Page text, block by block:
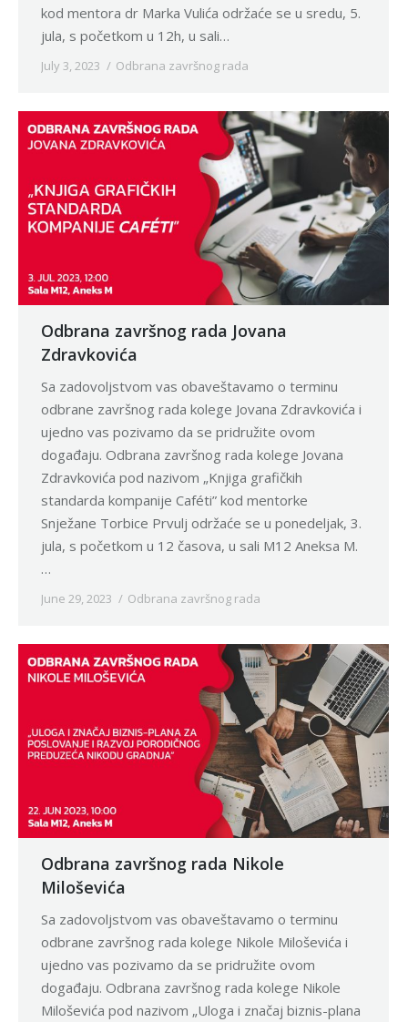
kod mentora dr Marka Vulića održaće se u sredu, 5.
jula, s početkom u 12h, u sali…
July 3, 2023 Odbrana završnog rada
Odbrana završnog rada Jovana
Zdravkovića
Sa zadovoljstvom vas obaveštavamo o terminu
odbrane završnog rada kolege Jovana Zdravkovića i
ujedno vas pozivamo da se pridružite ovom
događaju. Odbrana završnog rada kolege Jovana
Zdravkovića pod nazivom „Knjiga grafičkih
standarda kompanije Caféti” kod mentorke
Snježane Torbice Prvulj održaće se u ponedeljak, 3.
jula, s početkom u 12 časova, u sali M12 Aneksa M.
…
June 29, 2023 Odbrana završnog rada
Odbrana završnog rada Nikole
Miloševića
Sa zadovoljstvom vas obaveštavamo o terminu
odbrane završnog rada kolege Nikole Miloševića i
ujedno vas pozivamo da se pridružite ovom
događaju. Odbrana završnog rada kolege Nikole
Miloševića pod nazivom „Uloga i značaj biznis-plana